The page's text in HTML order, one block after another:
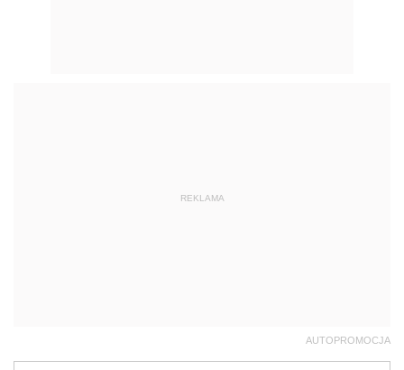
REKLAMA
AUTOPROMOCJA